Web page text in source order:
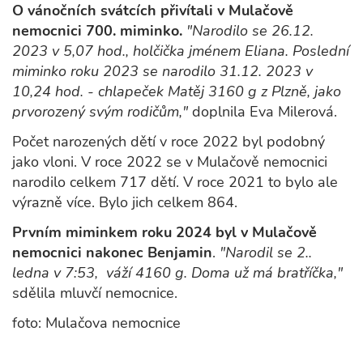
O vánočních svátcích přivítali v Mulačově
nemocnici 700. miminko. "Narodilo se 26.12.
2023 v 5,07 hod., holčička jménem Eliana. Poslední
miminko roku 2023 se narodilo 31.12. 2023 v
10,24 hod. - chlapeček Matěj 3160 g z Plzně, jako
prvorozený svým rodičům," doplnila Eva Milerová.
Počet narozených dětí v roce 2022 byl podobný
jako vloni. V roce 2022 se v Mulačově nemocnici
narodilo celkem 717 dětí. V roce 2021 to bylo ale
výrazně více. Bylo jich celkem 864.
Prvním miminkem roku 2024 byl v Mulačově
nemocnici nakonec Benjamin. "Narodil se 2..
ledna v 7:53, váží 4160 g. Doma už má bratříčka,"
sdělila mluvčí nemocnice.
foto: Mulačova nemocnice